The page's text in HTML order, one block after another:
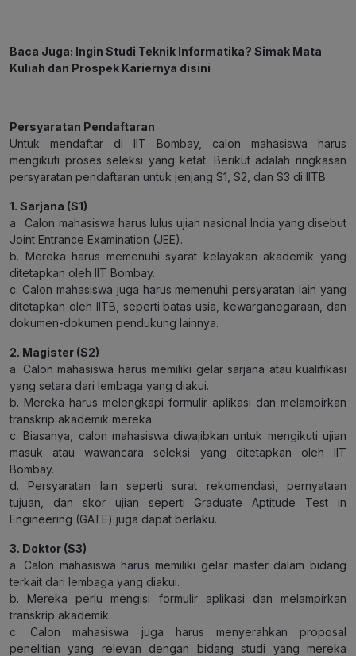
Baca Juga: Ingin Studi Teknik Informatika? Simak Mata
Kuliah dan Prospek Kariernya disini
Persyaratan Pendaftaran
Untuk mendaftar di IIT Bombay, calon mahasiswa harus
mengikuti proses seleksi yang ketat. Berikut adalah ringkasan
persyaratan pendaftaran untuk jenjang S1, S2, dan S3 di IITB:
1. Sarjana (S1)
a. Calon mahasiswa harus lulus ujian nasional India yang disebut
Joint Entrance Examination (JEE).
b. Mereka harus memenuhi syarat kelayakan akademik yang
ditetapkan oleh IIT Bombay.
c. Calon mahasiswa juga harus memenuhi persyaratan lain yang
ditetapkan oleh IITB, seperti batas usia, kewarganegaraan, dan
dokumen-dokumen pendukung lainnya.
2. Magister (S2)
a. Calon mahasiswa harus memiliki gelar sarjana atau kualifikasi
yang setara dari lembaga yang diakui.
b. Mereka harus melengkapi formulir aplikasi dan melampirkan
transkrip akademik mereka.
c. Biasanya, calon mahasiswa diwajibkan untuk mengikuti ujian
masuk atau wawancara seleksi yang ditetapkan oleh IIT
Bombay.
d. Persyaratan lain seperti surat rekomendasi, pernyataan
tujuan, dan skor ujian seperti Graduate Aptitude Test in
Engineering (GATE) juga dapat berlaku.
3. Doktor (S3)
a. Calon mahasiswa harus memiliki gelar master dalam bidang
terkait dari lembaga yang diakui.
b. Mereka perlu mengisi formulir aplikasi dan melampirkan
transkrip akademik.
c. Calon mahasiswa juga harus menyerahkan proposal
penelitian yang relevan dengan bidang studi yang mereka